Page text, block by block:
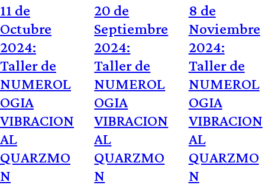
11 de
Octubre
2024:
Taller de
NUMEROL
OGIA
VIBRACION
AL
QUARZMO
N
20 de
Septiembre
2024:
Taller de
NUMEROL
OGIA
VIBRACION
AL
QUARZMO
N
8 de
Noviembre
2024:
Taller de
NUMEROL
OGIA
VIBRACION
AL
QUARZMO
N